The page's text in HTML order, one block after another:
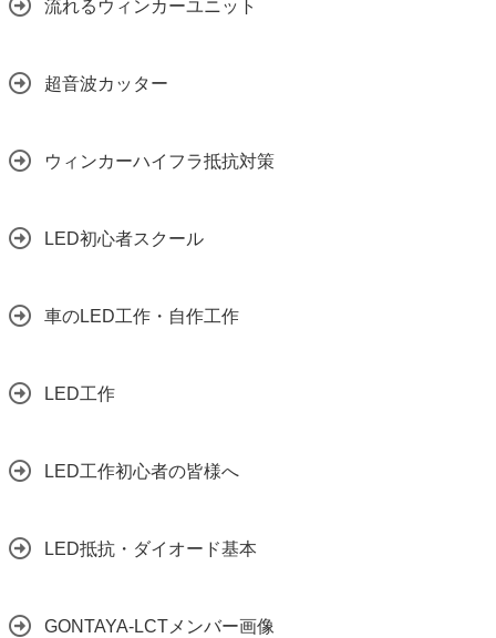
流れるウィンカーユニット
超音波カッター
ウィンカーハイフラ抵抗対策
LED初心者スクール
車のLED工作・自作工作
LED工作
LED工作初心者の皆様へ
LED抵抗・ダイオード基本
GONTAYA-LCTメンバー画像